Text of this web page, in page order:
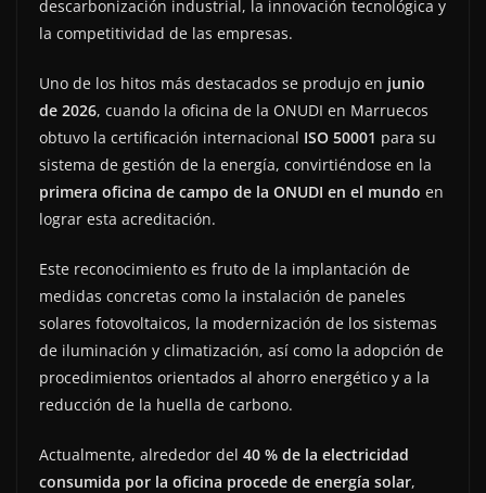
descarbonización industrial, la innovación tecnológica y
la competitividad de las empresas.
Uno de los hitos más destacados se produjo en junio
de 2026, cuando la oficina de la ONUDI en Marruecos
obtuvo la certificación internacional ISO 50001 para su
sistema de gestión de la energía, convirtiéndose en la
primera oficina de campo de la ONUDI en el mundo en
lograr esta acreditación.
Este reconocimiento es fruto de la implantación de
medidas concretas como la instalación de paneles
solares fotovoltaicos, la modernización de los sistemas
de iluminación y climatización, así como la adopción de
procedimientos orientados al ahorro energético y a la
reducción de la huella de carbono.
Actualmente, alrededor del 40 % de la electricidad
consumida por la oficina procede de energía solar,